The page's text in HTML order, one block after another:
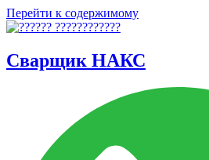
Перейти к содержимому
Сварщик НАКС